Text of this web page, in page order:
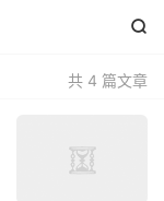

共 4 篇文章